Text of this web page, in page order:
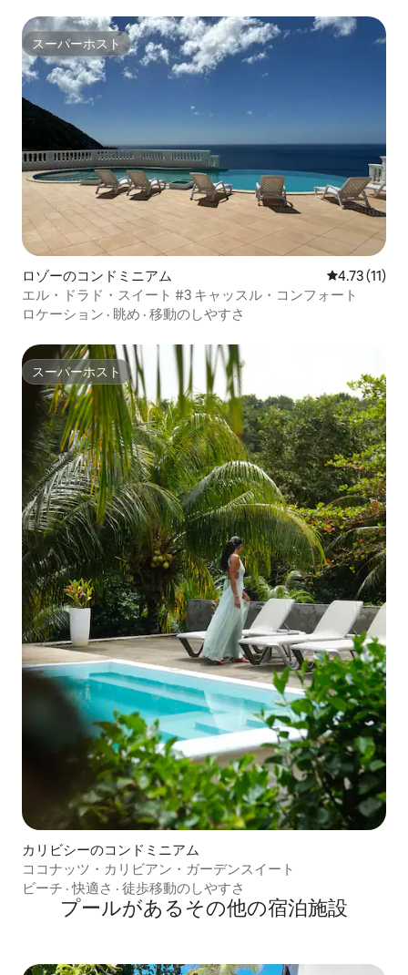
スーパーホスト
スーパーホスト
ロゾーのコンドミニアム レビュー11
4.73 (11)
エル・ドラド・スイート #3 キャッスル・コンフォート
ロケーション · 眺め · 移動のしやすさ
スーパーホスト
スーパーホスト
カリビシーのコンドミニアム
ココナッツ・カリビアン・ガーデンスイート
ビーチ ·快適さ · 徒歩移動のしやすさ
プールがあるその他の宿泊施設